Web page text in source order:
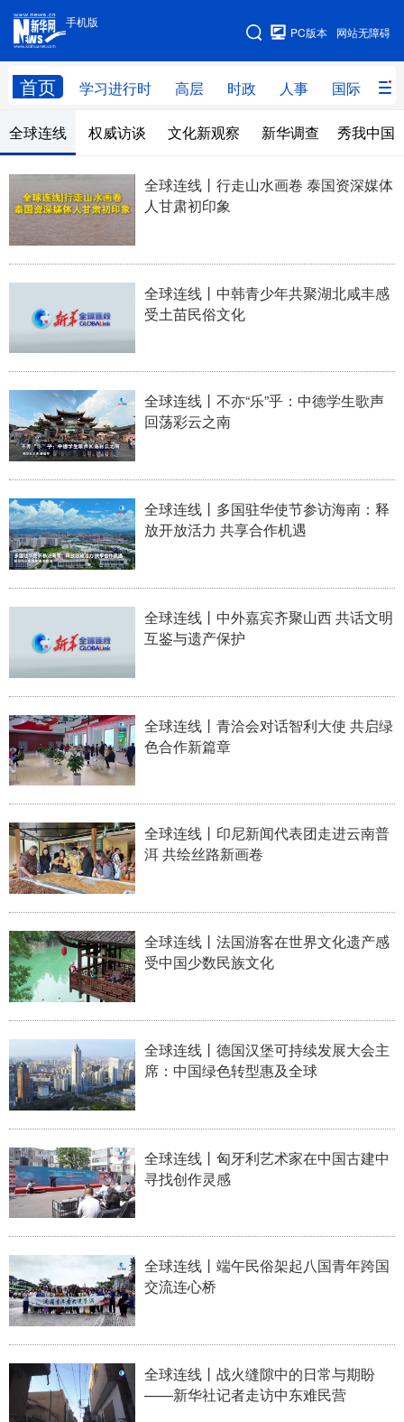
手机版
网站无障碍
PC版本
首页 学习进行时 高层 时政 人事 国际 财
手机版
网站地图
学习进行时 高层 时政 人事
国际 网评
台湾 思客智库 全球连线
科技
文化 书画 健康 军事
访谈 视频 图片
食品 人居 信息化 数字经济
学术中国 乡村振兴
城市 旅游 能源 会展
彩票 娱乐 时尚 悦读
公益 一带一路
文化产业
地方频道
北京 天津 河北 山西
辽宁 吉林 上海 江苏
浙江
广东 广西 海南
四川
陕西
新疆 内蒙古 黑龙江
多语种频道
English Español Français
Русский язык
Deutsch Português
全球连线 权威访谈 文化新观察 新华调查 秀我中国
全球连线丨行走山水画卷 泰国资深媒体
人甘肃初印象
全球连线丨中韩青少年共聚湖北咸丰感
受土苗民俗文化
全球连线丨不亦“乐”乎：中德学生歌声
回荡彩云之南
全球连线丨多国驻华使节参访海南：释
放开放活力 共享合作机遇
全球连线丨中外嘉宾齐聚山西 共话文明
互鉴与遗产保护
全球连线丨青洽会对话智利大使 共启绿
色合作新篇章
全球连线丨印尼新闻代表团走进云南普
洱 共绘丝路新画卷
全球连线丨法国游客在世界文化遗产感
受中国少数民族文化
全球连线丨德国汉堡可持续发展大会主
席：中国绿色转型惠及全球
全球连线丨匈牙利艺术家在中国古建中
寻找创作灵感
全球连线丨端午民俗架起八国青年跨国
交流连心桥
全球连线丨战火缝隙中的日常与期盼
——新华社记者走访中东难民营